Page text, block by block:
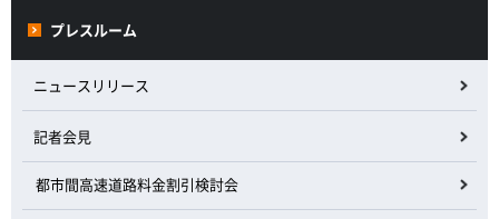
プレスルーム
ニュースリリース
記者会見
都市間高速道路料金割引検討会